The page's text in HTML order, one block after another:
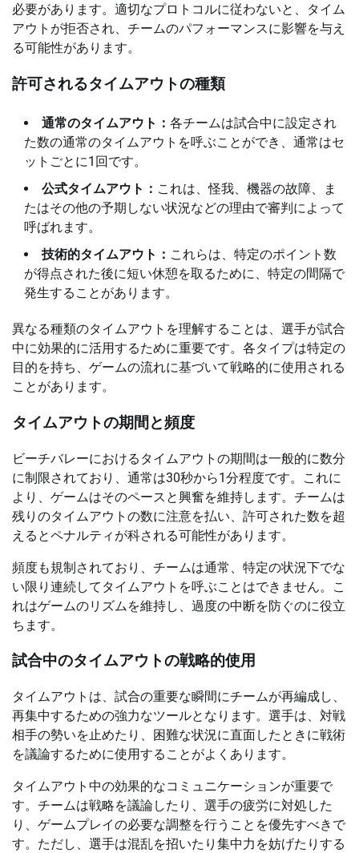
必要があります。適切なプロトコルに従わないと、タイム
アウトが拒否され、チームのパフォーマンスに影響を与え
る可能性があります。
許可されるタイムアウトの種類
通常のタイムアウト： 各チームは試合中に設定され
た数の通常のタイムアウトを呼ぶことができ、通常はセ
ットごとに1回です。
公式タイムアウト： これは、怪我、機器の故障、ま
たはその他の予期しない状況などの理由で審判によって
呼ばれます。
技術的タイムアウト： これらは、特定のポイント数
が得点された後に短い休憩を取るために、特定の間隔で
発生することがあります。
異なる種類のタイムアウトを理解することは、選手が試合
中に効果的に活用するために重要です。各タイプは特定の
目的を持ち、ゲームの流れに基づいて戦略的に使用される
ことがあります。
タイムアウトの期間と頻度
ビーチバレーにおけるタイムアウトの期間は一般的に数分
に制限されており、通常は30秒から1分程度です。これに
より、ゲームはそのペースと興奮を維持します。チームは
残りのタイムアウトの数に注意を払い、許可された数を超
えるとペナルティが科される可能性があります。
頻度も規制されており、チームは通常、特定の状況下でな
い限り連続してタイムアウトを呼ぶことはできません。こ
れはゲームのリズムを維持し、過度の中断を防ぐのに役立
ちます。
試合中のタイムアウトの戦略的使用
タイムアウトは、試合の重要な瞬間にチームが再編成し、
再集中するための強力なツールとなります。選手は、対戦
相手の勢いを止めたり、困難な状況に直面したときに戦術
を議論するために使用することがよくあります。
タイムアウト中の効果的なコミュニケーションが重要で
す。チームは戦略を議論したり、選手の疲労に対処した
り、ゲームプレイの必要な調整を行うことを優先すべきで
す。ただし、選手は混乱を招いたり集中力を妨げたりする